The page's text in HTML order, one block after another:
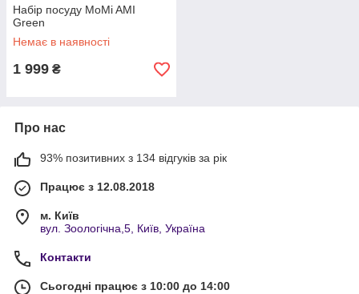
Набір посуду MoMi AMI
Green
Немає в наявності
1 999 ₴
Про нас
93% позитивних з 134 відгуків за рік
Працює з 12.08.2018
м. Київ
вул. Зоологічна,5, Київ, Україна
Контакти
Сьогодні працює з 10:00 до 14:00